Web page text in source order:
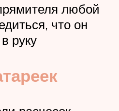
любой
что он
руку